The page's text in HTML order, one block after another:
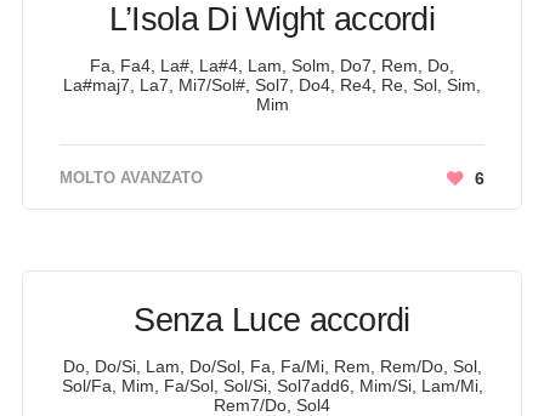
L’Isola Di Wight accordi
Fa, Fa4, La#, La#4, Lam, Solm, Do7, Rem, Do,
La#maj7, La7, Mi7/Sol#, Sol7, Do4, Re4, Re, Sol, Sim,
Mim
MOLTO AVANZATO 6
Senza Luce accordi
Do, Do/Si, Lam, Do/Sol, Fa, Fa/Mi, Rem, Rem/Do, Sol,
Sol/Fa, Mim, Fa/Sol, Sol/Si, Sol7add6, Mim/Si, Lam/Mi,
Rem7/Do, Sol4